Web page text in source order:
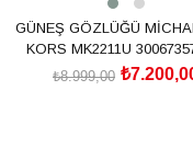
GÜNEŞ GÖZLÜĞÜ
KORS MK2211U
₺8.999,00